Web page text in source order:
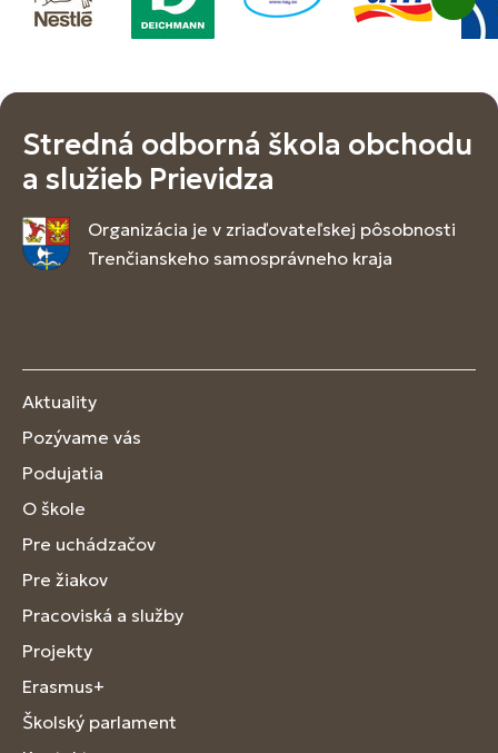
Stredná odborná škola obchodu
a služieb Prievidza
Organizácia je v zriaďovateľskej pôsobnosti
Trenčianskeho samosprávneho kraja
Aktuality
Pozývame vás
Podujatia
O škole
Pre uchádzačov
Pre žiakov
Pracoviská a služby
Projekty
Erasmus+
Školský parlament